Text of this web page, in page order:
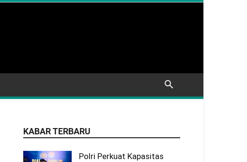
KABAR TERBARU
Polri Perkuat Kapasitas